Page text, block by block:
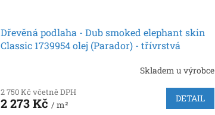
Dřevěná podlaha - Dub smoked elephant skin
Classic 1739954 olej (Parador) - třívrstvá
Skladem u výrobce
2 750 Kč včetně DPH
2 273 Kč/ m²
DETAIL